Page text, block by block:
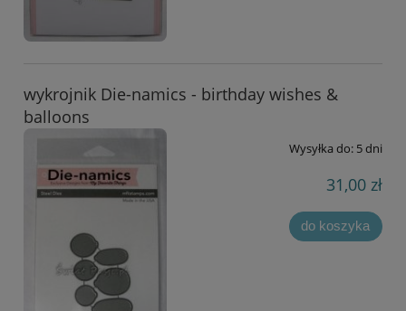
wykrojnik Die-namics - birthday wishes &
balloons
Wysyłka do: 5 dni
31,00 zł
do koszyka